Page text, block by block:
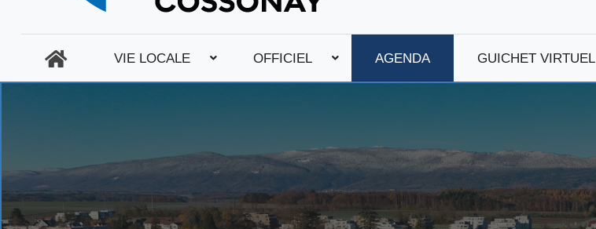
VIE LOCALE OFFICIEL AGENDA GUICHET VIRTUEL